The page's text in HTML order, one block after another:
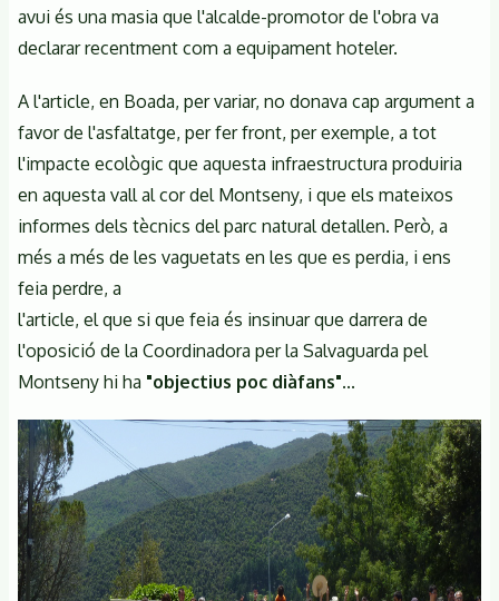
avui és una masia que l'alcalde-promotor de l'obra va
declarar recentment com a equipament hoteler.
A l'article, en Boada, per variar, no donava cap argument a
favor de l'asfaltatge, per fer front, per exemple, a tot
l'impacte ecològic que aquesta infraestructura produiria
en aquesta vall al cor del Montseny, i que els mateixos
informes dels tècnics del parc natural detallen. Però, a
més a més de les vaguetats en les que es perdia, i ens
feia perdre, a
l'article, el que si que feia és insinuar que darrera de
l'oposició de la Coordinadora per la Salvaguarda pel
Montseny hi ha "objectius poc diàfans"...